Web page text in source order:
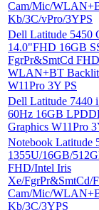
Cam/Mic/
Kb/3C/vPro/3YPS
Dell Latitude 5450
14.0"FHD 16GB
FgrPr&SmtCd
WLAN+BT
W11Pro 3Y PS
Dell Latitude 7440
60Hz 16GB
Graphics W11Pro
Notebook Latitude
1355U/16GB/
FHD/Intel Iris
Xe/FgrPr&SmtCd/
Cam/Mic/
Kb/3C/3YPS